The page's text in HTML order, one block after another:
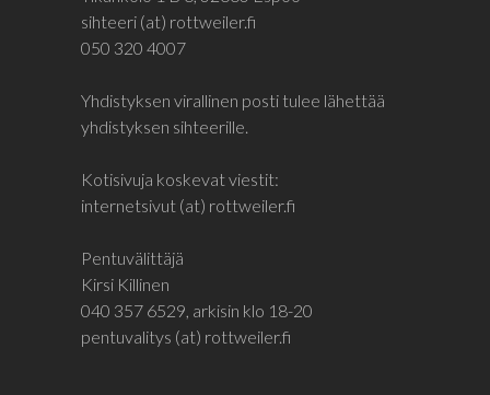
sihteeri (at) rottweiler.fi
050 320 4007
Yhdistyksen virallinen posti tulee lähettää
yhdistyksen sihteerille.
Kotisivuja koskevat viestit:
internetsivut (at) rottweiler.fi
Pentuvälittäjä
Kirsi Killinen
040 357 6529, arkisin klo 18-20
pentuvalitys (at) rottweiler.fi